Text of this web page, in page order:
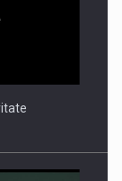
ON THE